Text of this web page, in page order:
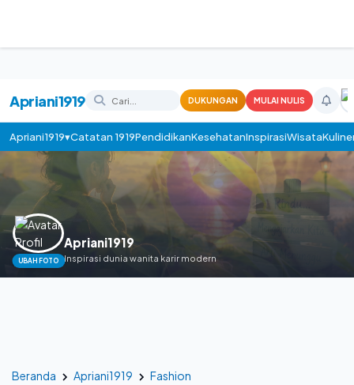
Apriani1919 DUKUNGAN MULAI NULIS
Apriani1919▾Catatan 1919PendidikanKesehatanInspirasiWisata
UBAH FOTO
Apriani1919
Inspirasi dunia wanita karir modern
Beranda Apriani1919 Fashion